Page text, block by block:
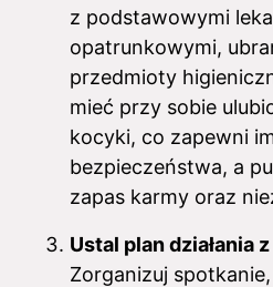
z podstawowymi
opatrunkowymi,
przedmioty
mieć przy sobie
kocyki, co zapewni
bezpieczeństwa, a
zapas karmy oraz
Ustal plan działania
Zorganizuj